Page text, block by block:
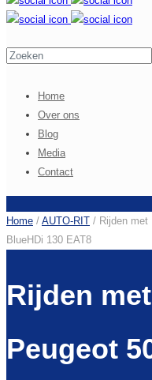
Home
Over ons
Blog
Media
Contact
Home / AUTO-RIT / Rijden met
BlueHDi 130 EAT8
Rijden met
Peugeot